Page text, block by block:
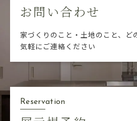
お問い合わせ
家づくりのこと・土地のこと、ど
気軽にご連絡ください
Reservation